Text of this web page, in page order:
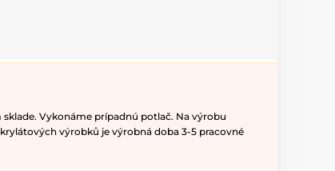
sklade. Vykonáme prípadnú potlač. Na výrobu
výrobků je výrobná doba 3-5 pracovné